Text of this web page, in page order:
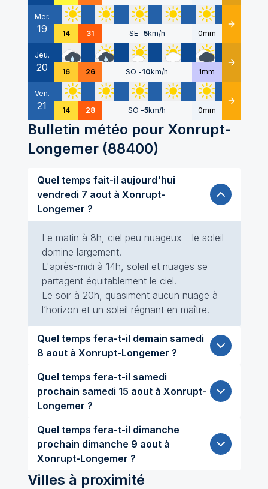
Mer.
19 14 31 SE -5km/h 0mm Détails
Jeu.
20 16 26 SO -10km/h 1mm Détails
Ven.
21 14 28 SO -5km/h 0mm Détails
Bulletin météo pour Xonrupt-
Longemer(88400)
Quel temps fait-il aujourd'hui
vendredi 7 aout à Xonrupt-
Longemer ?
Le matin à 8h, ciel peu nuageux - le soleil
domine largement.
L'après-midi à 14h, soleil et nuages se
partagent équitablement le ciel.
Le soir à 20h, quasiment aucun nuage à
l’horizon et un soleil régnant en maître.
Quel temps fera-t-il demain samedi
8 aout à Xonrupt-Longemer ?
Quel temps fera-t-il samedi
prochain samedi 15 aout à Xonrupt-
Longemer ?
Quel temps fera-t-il dimanche
prochain dimanche 9 aout à
Xonrupt-Longemer ?
Villes à proximité